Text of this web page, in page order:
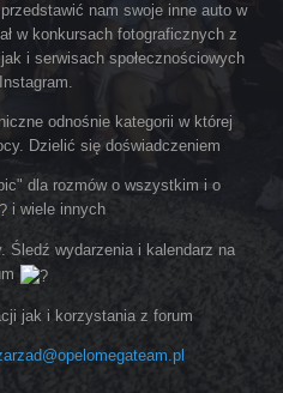
nam swoje inne auto w
w konkursach fotograficznych z
i serwisach społecznościowych
odnośnie kategorii w której
Dzielić się doświadczeniem
dla rozmów o wszystkim i o
i wiele innych
Śledź wydarzenia i kalendarz na
jak i korzystania z forum